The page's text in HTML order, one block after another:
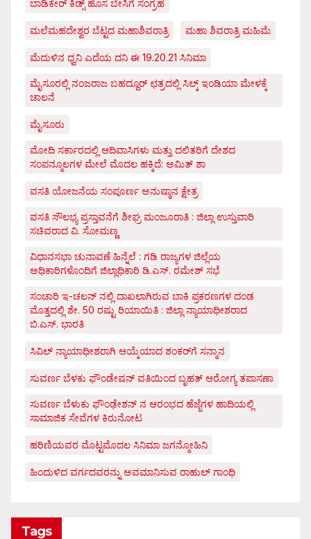
ಬಾಡಿಕೇರ್ ಕಿಡ್ಸ್ ಹೊಸ ಬೇಸಿಗೆ ಸಂಗ್ರಹ
ಮಲೆಮಹದೇಶ್ವರ ಬೆಟ್ಟದ ಮಹಾಶಿವರಾತ್ರಿ ಮಹಾ ಶಿವರಾತ್ರಿ ಮಹಿಮೆ
ಮೆದುಳಿನ ಧ್ವನಿ ಎದೆಯ ದನಿ ಈ 19.20.21 ಸಿನಿಮಾ
ಮೈಸೂರಲ್ಲಿ ನಂಜರಾಜ ಬಹದ್ದೂರ್ ಛತ್ರದಲ್ಲಿ ಸಿಲ್ಕ್ ಇಂಡಿಯಾ ಮೇಳಕ್ಕೆ
ಚಾಲನೆ
ಮೈಸೂರು
ಮೋದಿ ಸರ್ಕಾರದಲ್ಲಿ ಆದಿವಾಸಿಗಳು ಮತ್ತು ದಲಿತರಿಗೆ ದೇಶದ
ಸಂಪನ್ಮೂಲಗಳ ಮೇಲೆ ಮೊದಲ ಹಕ್ಕಿದೆ: ಅಮಿತ್ ಶಾ
ವಸತಿ ಯೋಜನೆಯ ಸಂಪೂರ್ಣ ಅನುಷ್ಠಾನ ಕ್ಷೇತ್ರ
ವಸತಿ ಸೌಲಭ್ಯ ಪ್ರಸ್ತಾವನೆಗೆ ಶೀಘ್ರ ಮಂಜೂರಾತಿ : ಜಿಲ್ಲಾ ಉಸ್ತುವಾರಿ
ಸಚಿವರಾದ ವಿ. ಸೋಮಣ್ಣ
ವಿಧಾನಸಭಾ ಚುನಾವಣೆ ಹಿನ್ನೆಲೆ : ಗಡಿ ರಾಜ್ಯಗಳ ಜಿಲ್ಲೆಯ
ಅಧಿಕಾರಿಗಳೊಂದಿಗೆ ಜಿಲ್ಲಾಧಿಕಾರಿ ಡಿ.ಎಸ್. ರಮೇಶ್ ಸಭೆ
ಸಂಚಾರಿ ಇ-ಚಲನ್ ನಲ್ಲಿ ದಾಖಲಾಗಿರುವ ಬಾಕಿ ಪ್ರಕರಣಗಳ ದಂಡ
ಮೊತ್ತದಲ್ಲಿ ಶೇ. 50 ರಷ್ಟು ರಿಯಾಯಿತಿ : ಜಿಲ್ಲಾ ನ್ಯಾಯಾಧೀಶರಾದ
ಬಿ.ಎಸ್. ಭಾರತಿ
ಸಿವಿಲ್ ನ್ಯಾಯಾಧೀಶರಾಗಿ ಆಯ್ಕೆಯಾದ ಶಂಕರ್‌ಗೆ ಸನ್ಮಾನ
ಸುವರ್ಣ ಬೆಳಕು ಫೌಂಡೇಷನ್ ವತಿಯಿಂದ ಬೃಹತ್ ಆರೋಗ್ಯ ತಪಾಸಣಾ
ಸುವರ್ಣ ಬೆಳುಕು ಫೌಂಢೇಶನ್ ನ ಆರಂಭದ ಹೆಜ್ಜೆಗಳ ಹಾದಿಯಲ್ಲಿ
ಸಾಮಾಜಿಕ ಸೇವೆಗಳ ಕಿರುನೋಟ
ಹರಿಣಿಯವರ ಮೊಟ್ಟಮೊದಲ ಸಿನಿಮಾ ಜಗನ್ಮೋಹಿನಿ
ಹಿಂದುಳಿದ ವರ್ಗದವರನ್ನು ಅವಮಾನಿಸುವ ರಾಹುಲ್ ಗಾಂಧಿ
Tags